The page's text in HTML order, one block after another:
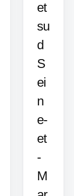
et
su
d
S
ei
n
e-
et
-
M